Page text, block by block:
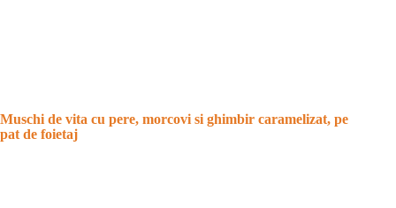
Muschi de vita cu pere, morcovi si ghimbir caramelizat, pe
pat de foietaj